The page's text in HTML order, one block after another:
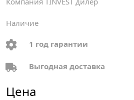
Наличие
1 год гарантии
Выгодная доставка
Цена